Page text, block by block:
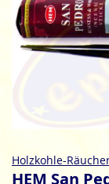
Zum
Anfang
Holzkohle-
HEM San